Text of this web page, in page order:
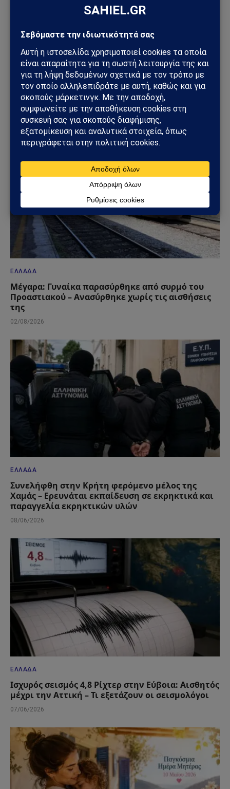
ΕΛΛΆΔΑ
Φωτιά στη Δυτική Αττική: Πύρινος κλοιός στα
Μέγαρα – Εκκενώσεις με 112 και μάχη με τις
φλόγες
02/08/2026
ΕΛΛΆΔΑ
Μέγαρα: Γυναίκα παρασύρθηκε από συρμό του
Προαστιακού – Ανασύρθηκε χωρίς τις αισθήσεις
της
02/08/2026
ΕΛΛΆΔΑ
Συνελήφθη στην Κρήτη φερόμενο μέλος της
Χαμάς – Ερευνάται εκπαίδευση σε εκρηκτικά και
παραγγελία εκρηκτικών υλών
08/06/2026
ΕΛΛΆΔΑ
Ισχυρός σεισμός 4,8 Ρίχτερ στην Εύβοια: Αισθητός
μέχρι την Αττική – Τι εξετάζουν οι σεισμολόγοι
07/06/2026